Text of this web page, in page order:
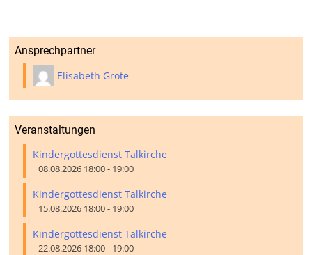
Ansprechpartner
Elisabeth Grote
Veranstaltungen
Kindergottesdienst Talkirche
08.08.2026 18:00 - 19:00
Kindergottesdienst Talkirche
15.08.2026 18:00 - 19:00
Kindergottesdienst Talkirche
22.08.2026 18:00 - 19:00